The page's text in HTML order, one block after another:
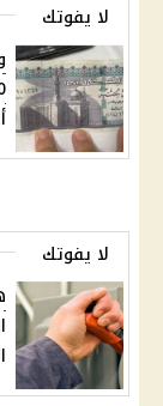
لا يفوتك
لا يفوتك